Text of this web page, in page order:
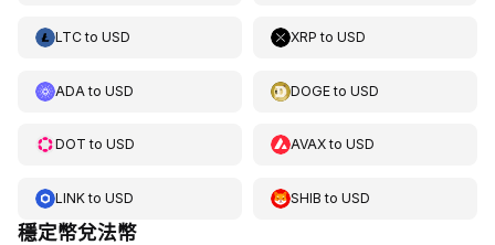
LTCto USD XRP toUSD
ADA to USD DOGEtoUSD
DOT to USD AVAXtoUSD
LINKto USD SHIB toUSD
穩定幣兌法幣